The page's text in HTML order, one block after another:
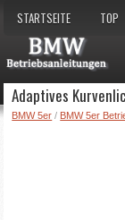
STARTSEITE TOP
Adaptives
BMW 5er / BMW 5er